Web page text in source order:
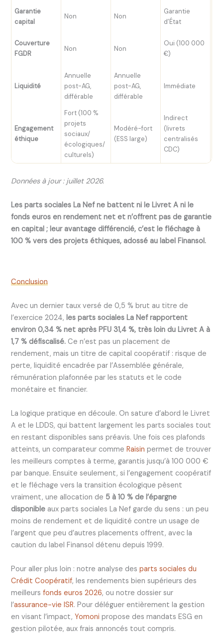
Garantie
capital
Non Non
Garantie
d’État
Couverture
FGDR
Non Non
Oui (100 000
€)
Liquidité
Annuelle
post-AG,
différable
Annuelle
post-AG,
différable
Immédiate
Engagement
éthique
Fort (100 %
projets
sociaux/
écologiques/
culturels)
Modéré-fort
(ESS large)
Indirect
(livrets
centralisés
CDC)
Données à jour : juillet 2026.
Les parts sociales La Nef ne battent ni le Livret A ni le
fonds euros en rendement net et n’offrent pas de garantie
en capital ; leur avantage différencié, c’est le fléchage à
100 % vers des projets éthiques, adossé au label Finansol.
Conclusion
Avec un dernier taux versé de 0,5 % brut au titre de
l’exercice 2024,les parts sociales La Nef rapportent
environ 0,34 % net après PFU 31,4 %, très loin du Livret A à
1,7 % défiscalisé. Ce n’est pas un placement de
rendement, mais un titre de capital coopératif : risque de
perte, liquidité encadrée par l’Assemblée générale,
rémunération plafonnée par les statuts et le code
monétaire et financier.
La logique pratique en découle. On sature d’abord le Livret
A et le LDDS, qui battent largement les parts sociales tout
en restant disponibles sans préavis. Une fois ces plafonds
atteints, un comparateur commeRaisin permet de trouver
les meilleurs comptes à terme, garantis jusqu’à 100 000 €
par banque. Ensuite seulement, si l’engagement coopératif
et le fléchage vers la transition écologique pèsent
vraiment, une allocation de 5 à 10 % de l’épargne
disponible aux parts sociales La Nef garde du sens : un peu
moins de rendement et de liquidité contre un usage de
l’argent que peu d’autres placements offrent, avec la
caution du label Finansol détenu depuis 1999.
Pour aller plus loin : notre analyse desparts sociales du
Crédit Coopératif, les rendements bien supérieurs des
meilleursfonds euros 2026, ou notre dossier sur
l’assurance-vie ISR. Pour déléguer entièrement la gestion
en visant l’impact,Yomoni propose des mandats ESG en
gestion pilotée, aux frais annoncés tout compris.